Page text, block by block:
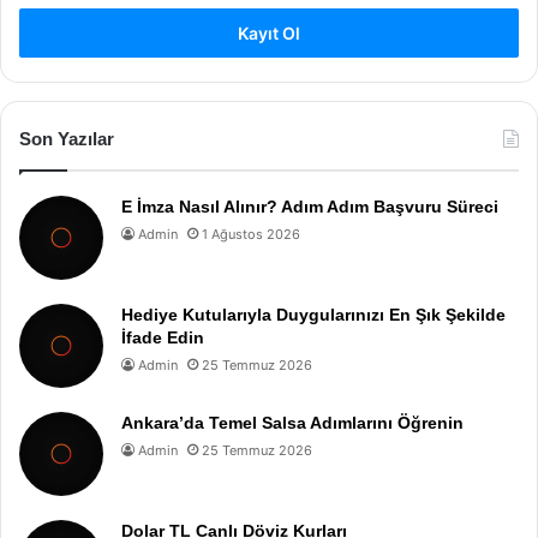
Kayıt Ol
Son Yazılar
E İmza Nasıl Alınır? Adım Adım Başvuru Süreci
Admin 1 Ağustos 2026
Hediye Kutularıyla Duygularınızı En Şık Şekilde
İfade Edin
Admin 25 Temmuz 2026
Ankara’da Temel Salsa Adımlarını Öğrenin
Admin 25 Temmuz 2026
Dolar TL Canlı Döviz Kurları